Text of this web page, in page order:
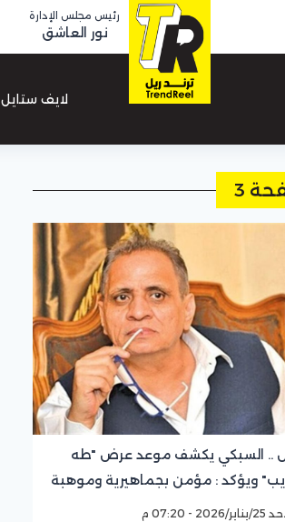
رئيس مجلس الإدارة
نور العاشق
لايف ستايل
3
.. السبكي يكشف موعد عرض "طه
ويؤكد : مؤمن بجماهيرية وموهبة
يناير/2026 - 07:20 م